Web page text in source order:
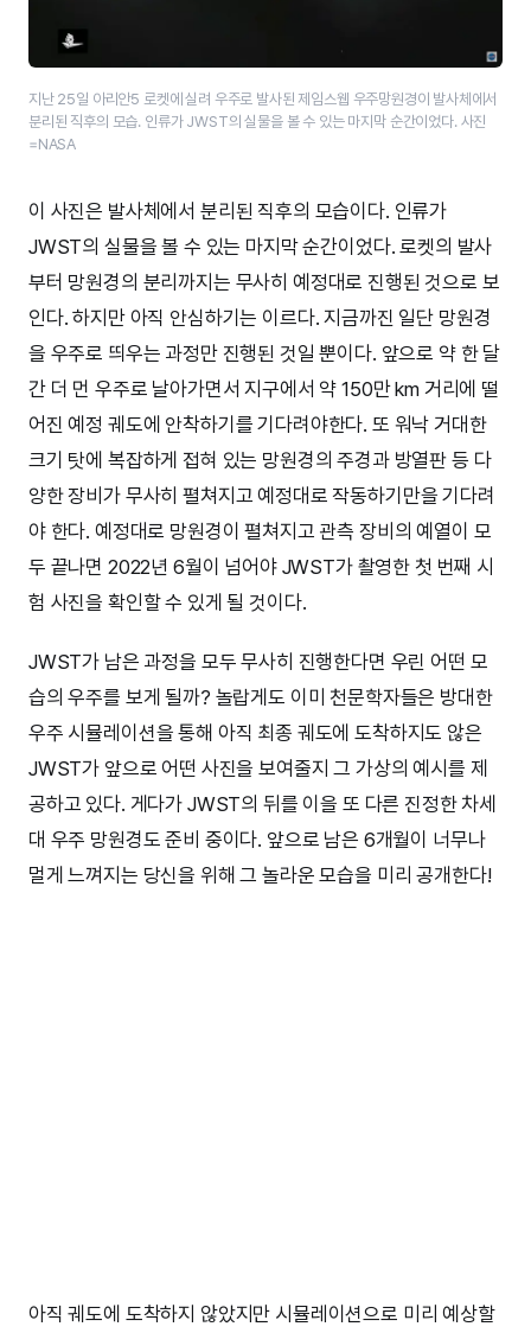
지난 25일 아리안5 로켓에 실려 우주로 발사된 제임스웹 우주망원경이 발사체에서
분리된 직후의 모습. 인류가 JWST의 실물을 볼 수 있는 마지막 순간이었다. 사진
=NASA
이 사진은 발사체에서 분리된 직후의 모습이다. 인류가
JWST의 실물을 볼 수 있는 마지막 순간이었다. 로켓의 발사
부터 망원경의 분리까지는 무사히 예정대로 진행된 것으로 보
인다. 하지만 아직 안심하기는 이르다. 지금까진 일단 망원경
을 우주로 띄우는 과정만 진행된 것일 뿐이다. 앞으로 약 한 달
간 더 먼 우주로 날아가면서 지구에서 약 150만 km 거리에 떨
어진 예정 궤도에 안착하기를 기다려야한다. 또 워낙 거대한
크기 탓에 복잡하게 접혀 있는 망원경의 주경과 방열판 등 다
양한 장비가 무사히 펼쳐지고 예정대로 작동하기만을 기다려
야 한다. 예정대로 망원경이 펼쳐지고 관측 장비의 예열이 모
두 끝나면 2022년 6월이 넘어야 JWST가 촬영한 첫 번째 시
험 사진을 확인할 수 있게 될 것이다.
JWST가 남은 과정을 모두 무사히 진행한다면 우린 어떤 모
습의 우주를 보게 될까? 놀랍게도 이미 천문학자들은 방대한
우주 시뮬레이션을 통해 아직 최종 궤도에 도착하지도 않은
JWST가 앞으로 어떤 사진을 보여줄지 그 가상의 예시를 제
공하고 있다. 게다가 JWST의 뒤를 이을 또 다른 진정한 차세
대 우주 망원경도 준비 중이다. 앞으로 남은 6개월이 너무나
멀게 느껴지는 당신을 위해 그 놀라운 모습을 미리 공개한다!
아직 궤도에 도착하지 않았지만 시뮬레이션으로 미리 예상할